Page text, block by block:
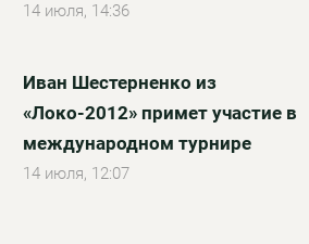
14 июля, 14:36
Иван Шестерненко из
«Локо-2012» примет участие в
международном турнире
14 июля, 12:07